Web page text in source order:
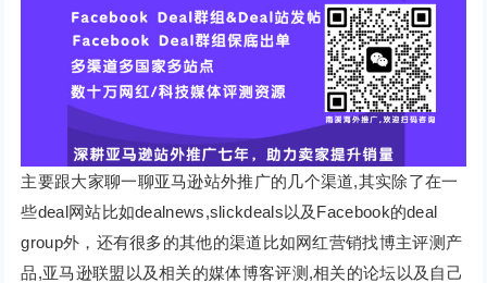
主要跟大家聊一聊亚马逊站外推广的几个渠道,其实除了在一
些deal网站比如dealnews,slickdeals以及Facebook的deal
group外，还有很多的其他的渠道比如网红营销找博主评测产
品,亚马逊联盟以及相关的媒体博客评测,相关的论坛以及自己